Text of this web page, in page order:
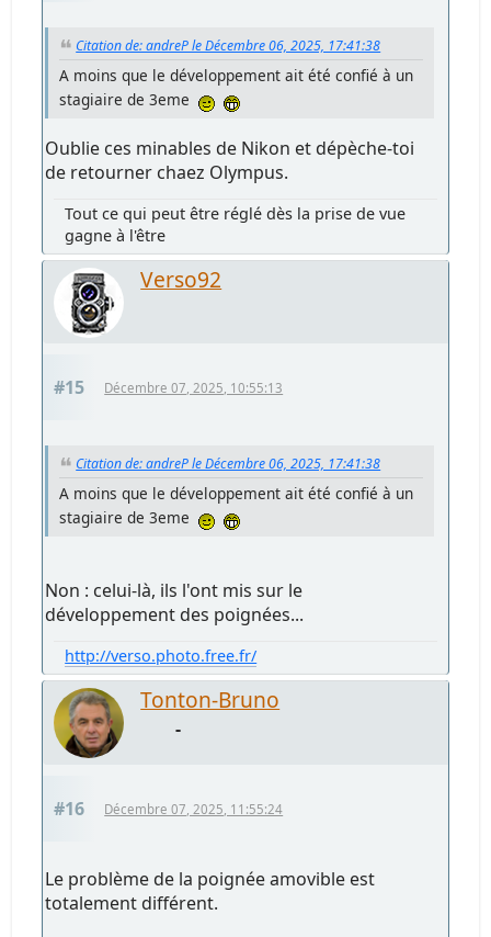
Citation de: andreP le Décembre 06, 2025, 17:41:38
A moins que le développement ait été confié à un
stagiaire de 3eme
Oublie ces minables de Nikon et dépèche-toi
de retourner chaez Olympus.
Tout ce qui peut être réglé dès la prise de vue
gagne à l'être
Verso92
#15 Décembre 07, 2025, 10:55:13
Citation de: andreP le Décembre 06, 2025, 17:41:38
A moins que le développement ait été confié à un
stagiaire de 3eme
Non : celui-là, ils l'ont mis sur le
développement des poignées...
http://verso.photo.free.fr/
Tonton-Bruno
-
#16 Décembre 07, 2025, 11:55:24
Le problème de la poignée amovible est
totalement différent.